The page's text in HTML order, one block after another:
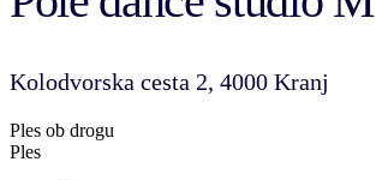
Kolodvorska cesta 2, 4000 Kranj
Ples ob drogu
Ples